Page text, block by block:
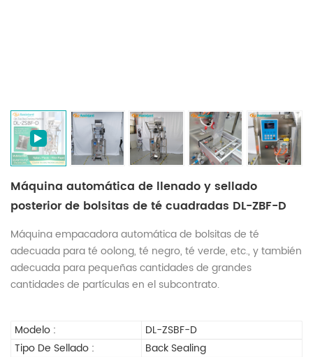
Máquina automática de llenado y sellado
posterior de bolsitas de té cuadradas DL-ZBF-D
Máquina empacadora automática de bolsitas de té
adecuada para té oolong, té negro, té verde, etc., y también
adecuada para pequeñas cantidades de grandes
cantidades de partículas en el subcontrato.
Modelo :
DL-ZSBF-D
Tipo De Sellado :
Back Sealing